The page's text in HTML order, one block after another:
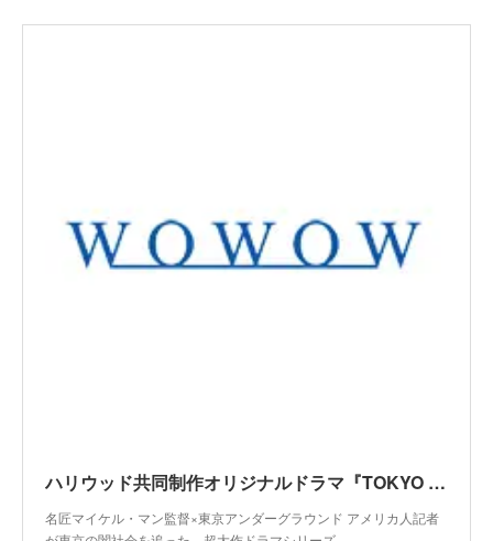
ハリウッド共同制作オリジナルドラマ『TOKYO VICE』
名匠マイケル・マン監督×東京アンダーグラウンド アメリカ人記者